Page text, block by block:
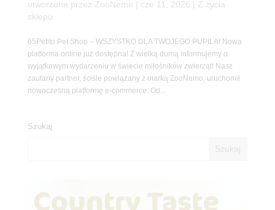
utworzone przez ZooNemo cze 11, 2026
Z życia
sklepu
65Petito Pet Shop – WSZYSTKO DLA TWOJEGO PUPILA! Nowa
platforma online już dostępna! Z wielką dumą informujemy o
wyjątkowym wydarzeniu w świecie miłośników zwierząt! Nasz
zaufany partner, ściśle powiązany z marką ZooNemo, uruchomił
nowoczesną platformę e-commerce. Od...
Szukaj